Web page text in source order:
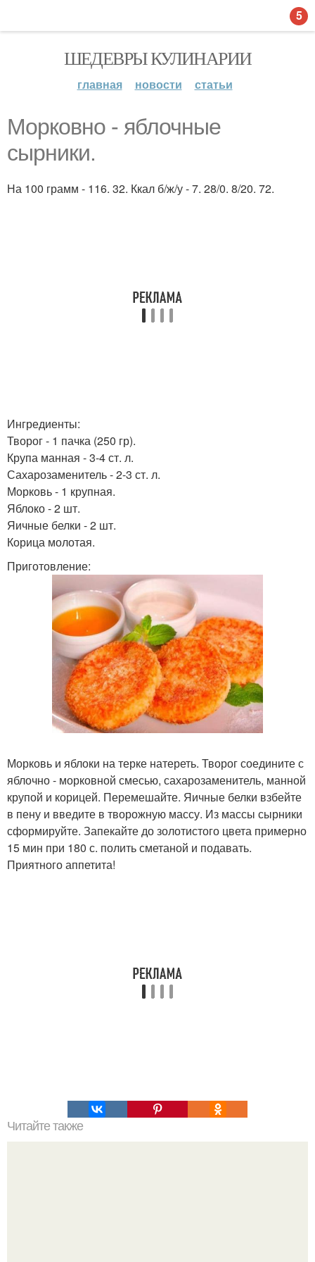
ШЕДЕВРЫ КУЛИНАРИИ
главная новости статьи
Морковно - яблочные
сырники.
На 100 грамм - 116. 32. Ккал б/ж/у - 7. 28/0. 8/20. 72.
Ингредиенты:
Творог - 1 пачка (250 гр).
Крупа манная - 3-4 ст. л.
Сахарозаменитель - 2-3 ст. л.
Морковь - 1 крупная.
Яблоко - 2 шт.
Яичные белки - 2 шт.
Корица молотая.
Приготовление:
Морковь и яблоки на терке натереть. Творог соедините с
яблочно - морковной смесью, сахарозаменитель, манной
крупой и корицей. Перемешайте. Яичные белки взбейте
в пену и введите в творожную массу. Из массы сырники
сформируйте. Запекайте до золотистого цвета примерно
15 мин при 180 с. полить сметаной и подавать.
Приятного аппетита!
Читайте также
5